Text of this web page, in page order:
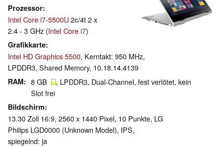
Prozessor
Intel Core i7-5500U2c/4t 2 x
2.4 - 3 GHz (Intel Core i7)
Grafikkarte
Intel HD Graphics 5500, Kerntakt: 950 MHz,
LPDDR3, Shared Memory, 10.18.14.4139
RAM 8 GB
, LPDDR3, Dual-Channel, fest verlötet, kein
Slot frei
Bildschirm
13.30 Zoll 16:9, 2560 x 1440 Pixel, 10 Punkte, LG
Philips LGD0000 (Unknown Model), IPS,
spiegelnd: ja